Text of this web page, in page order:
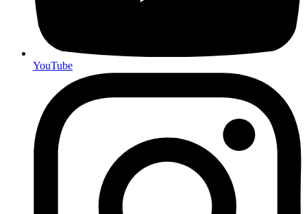
YouTube